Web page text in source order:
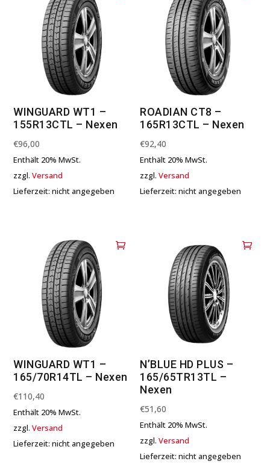
WINGUARD WT1 –
155R13CTL – Nexen
€96,00
Enthält 20% MwSt.
zzgl.Versand
Lieferzeit: nicht angegeben
ROADIAN CT8 –
165R13CTL – Nexen
€92,40
Enthält 20% MwSt.
zzgl.Versand
Lieferzeit: nicht angegeben
WINGUARD WT1 –
165/70R14TL – Nexen
€110,40
Enthält 20% MwSt.
zzgl.Versand
Lieferzeit: nicht angegeben
N’BLUE HD PLUS –
165/65TR13TL –
Nexen
€51,60
Enthält 20% MwSt.
zzgl.Versand
Lieferzeit: nicht angegeben